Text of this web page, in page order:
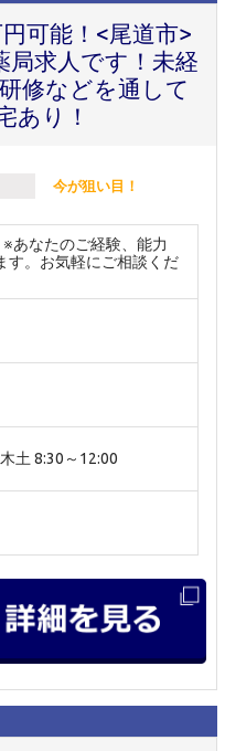
可能！<尾道市>
局求人です！未経
修などを通して
あり！
今が狙い目！
あなたのご経験、能力
す。お気軽にご相談くだ
土 8:30～12:00